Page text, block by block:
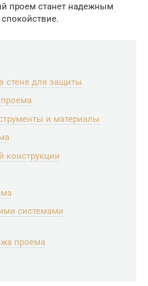
проем станет надежным
стене для защиты
и материалы
конструкции
системами
проема